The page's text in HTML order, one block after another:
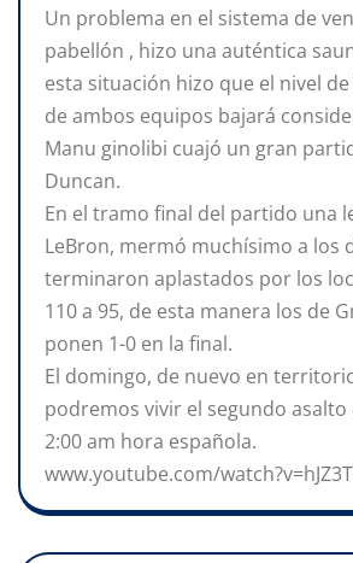
Un problema en el sistema de
pabellón , hizo una auténtica
esta situación hizo que el nivel
de ambos equipos bajará
Manu ginolibi cuajó un gran
Duncan.
En el tramo final del partido una
LeBron, mermó muchísimo a los
terminaron aplastados por los
110 a 95, de esta manera los de
ponen 1-0 en la final.
El domingo, de nuevo en
podremos vivir el segundo asalto
2:00 am hora española.
www.youtube.com/